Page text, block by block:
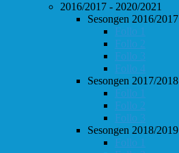
2016/2017 - 2020/2021
Sesongen 2016/2017
Follo 1
Follo 2
Follo 3
Follo 4
Sesongen 2017/2018
Follo 1
Follo 2
Follo 3
Sesongen 2018/2019
Follo 1